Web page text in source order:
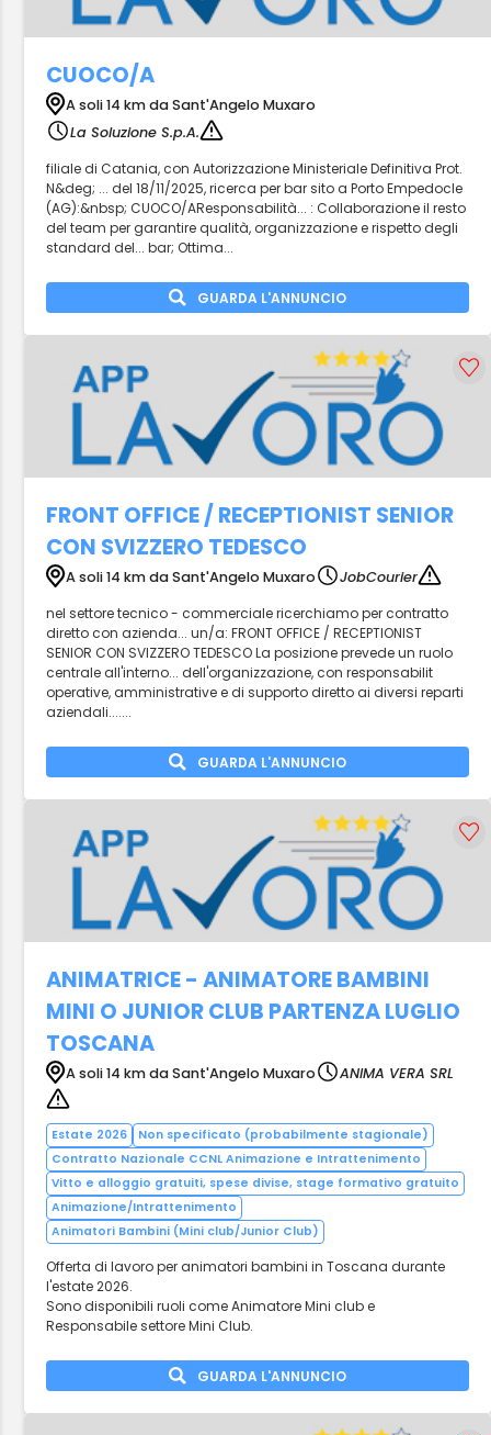
CUOCO/A
A soli 14 km da Sant'Angelo Muxaro
La Soluzione S.p.A.
filiale di Catania, con Autorizzazione Ministeriale Definitiva Prot.
N&deg; ... del 18/11/2025, ricerca per bar sito a Porto Empedocle
(AG):&nbsp; CUOCO/AResponsabilità... : Collaborazione il resto
del team per garantire qualità, organizzazione e rispetto degli
standard del... bar; Ottima...
GUARDA L'ANNUNCIO
FRONT OFFICE / RECEPTIONIST SENIOR
CON SVIZZERO TEDESCO
A soli 14 km da Sant'Angelo Muxaro
JobCourier
nel settore tecnico - commerciale ricerchiamo per contratto
diretto con azienda... un/a: FRONT OFFICE / RECEPTIONIST
SENIOR CON SVIZZERO TEDESCO La posizione prevede un ruolo
centrale all'interno... dell'organizzazione, con responsabilit
operative, amministrative e di supporto diretto ai diversi reparti
aziendali.......
GUARDA L'ANNUNCIO
ANIMATRICE - ANIMATORE BAMBINI
MINI O JUNIOR CLUB PARTENZA LUGLIO
TOSCANA
A soli 14 km da Sant'Angelo Muxaro ANIMA VERA SRL
Estate 2026
Non specificato (probabilmente stagionale)
Contratto Nazionale CCNL Animazione e Intrattenimento
Vitto e alloggio gratuiti, spese divise, stage formativo gratuito
Animazione/Intrattenimento
Animatori Bambini (Mini club/Junior Club)
Offerta di lavoro per animatori bambini in Toscana durante
l'estate 2026.
Sono disponibili ruoli come Animatore Mini club e
Responsabile settore Mini Club.
GUARDA L'ANNUNCIO